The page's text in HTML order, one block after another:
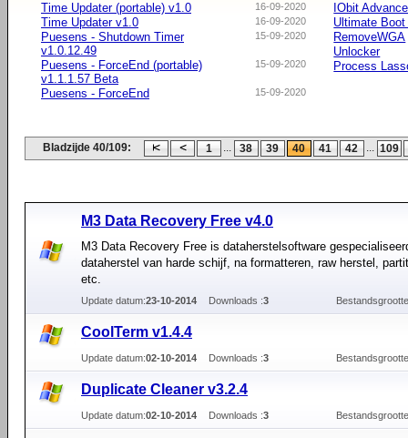
16-09-2020
Time Updater (portable) v1.0
16-09-2020
Time Updater v1.0
15-09-2020
Puesens - Shutdown Timer
v1.0.12.49
15-09-2020
Puesens - ForceEnd (portable)
v1.1.1.57 Beta
15-09-2020
Puesens - ForceEnd
IObit
Ultimate
RemoveWGA
Unlocker
Process
Bladzijde 40/109: 1 ... 38 39 40 41 42 ... 109
M3 Data Recovery Free v4.0
M3 Data Recovery Free is dataherstelsoftware
dataherstel van harde schijf, na formatteren, raw herstel,
etc.
Update datum:23-10-2014 Downloads :3
CoolTerm v1.4.4
Update datum:02-10-2014 Downloads :3
Duplicate Cleaner v3.2.4
Update datum:02-10-2014 Downloads :3